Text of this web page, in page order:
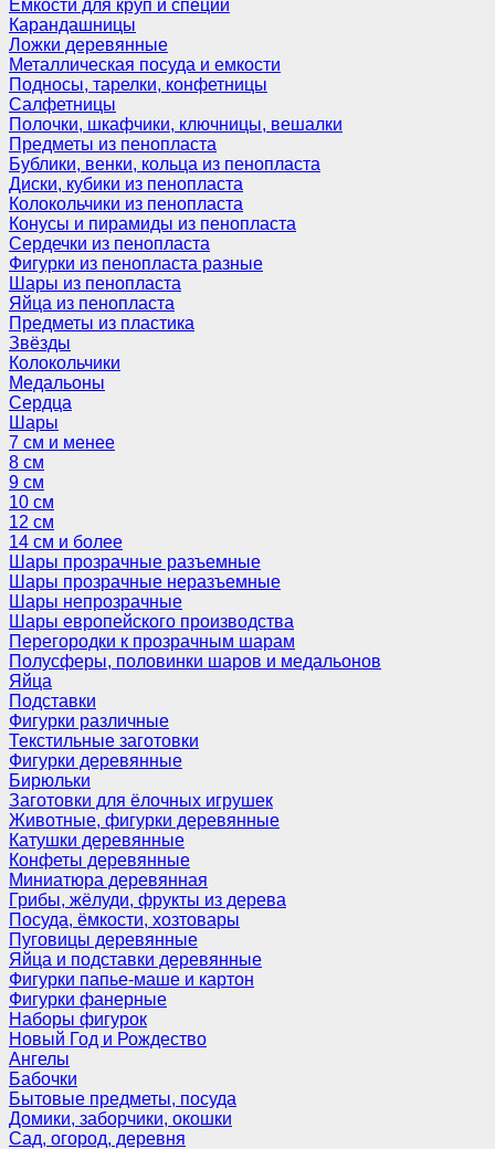
Емкости для круп и специй
Карандашницы
Ложки деревянные
Металлическая посуда и емкости
Подносы, тарелки, конфетницы
Салфетницы
Полочки, шкафчики, ключницы, вешалки
Предметы из пенопласта
Бублики, венки, кольца из пенопласта
Диски, кубики из пенопласта
Колокольчики из пенопласта
Конусы и пирамиды из пенопласта
Сердечки из пенопласта
Фигурки из пенопласта разные
Шары из пенопласта
Яйца из пенопласта
Предметы из пластика
Звёзды
Колокольчики
Медальоны
Сердца
Шары
7 см и менее
8 см
9 см
10 см
12 см
14 см и более
Шары прозрачные разъемные
Шары прозрачные неразъемные
Шары непрозрачные
Шары европейского производства
Перегородки к прозрачным шарам
Полусферы, половинки шаров и медальонов
Яйца
Подставки
Фигурки различные
Текстильные заготовки
Фигурки деревянные
Бирюльки
Заготовки для ёлочных игрушек
Животные, фигурки деревянные
Катушки деревянные
Конфеты деревянные
Миниатюра деревянная
Грибы, жёлуди, фрукты из дерева
Посуда, ёмкости, хозтовары
Пуговицы деревянные
Яйца и подставки деревянные
Фигурки папье-маше и картон
Фигурки фанерные
Наборы фигурок
Новый Год и Рождество
Ангелы
Бабочки
Бытовые предметы, посуда
Домики, заборчики, окошки
Сад, огород, деревня